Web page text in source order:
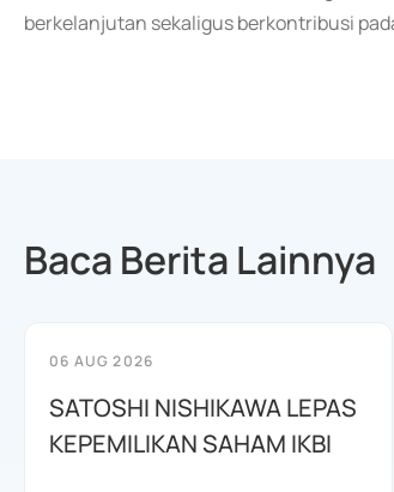
berkelanjutan sekaligus berkontribusi
Baca Berita Lainnya
06 AUG 2026
SATOSHI NISHIKAWA LEPAS
KEPEMILIKAN SAHAM IKBI